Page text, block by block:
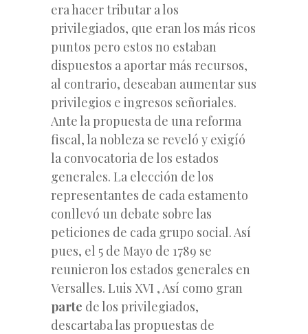
era hacer tributar a los
privilegiados, que eran los más ricos
puntos pero estos no estaban
dispuestos a aportar más recursos,
al contrario, deseaban aumentar sus
privilegios e ingresos señoriales.
Ante la propuesta de una reforma
fiscal, la nobleza se reveló y exigíó
la convocatoria de los estados
generales. La elección de los
representantes de cada estamento
conllevó un debate sobre las
peticiones de cada grupo social. Así
pues, el 5 de Mayo de 1789 se
reunieron los estados generales en
Versalles. Luis XVI , Así como gran
parte de los privilegiados,
descartaba las propuestas de